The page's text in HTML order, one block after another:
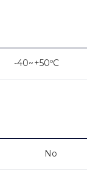
-40~+50ºC
No